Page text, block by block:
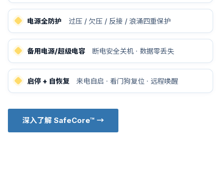
电源全防护 过压 / 欠压 / 反接 / 浪涌四重保护
备用电源/超级电容 断电安全关机 · 数据零丢失
启停 + 自恢复 来电自启 · 看门狗复位 · 远程唤醒
深入了解 SafeCore™ →